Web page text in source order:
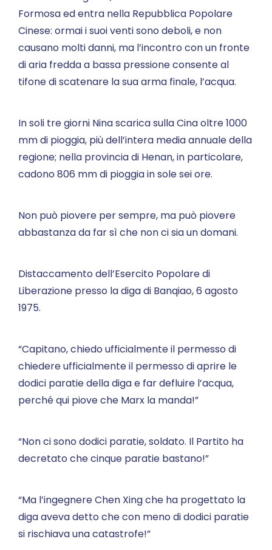
Formosa ed entra nella Repubblica Popolare
Cinese: ormai i suoi venti sono deboli, e non
causano molti danni, ma l’incontro con un fronte
di aria fredda a bassa pressione consente al
tifone di scatenare la sua arma finale, l’acqua.
In soli tre giorni Nina scarica sulla Cina oltre 1000
mm di pioggia, più dell’intera media annuale della
regione; nella provincia di Henan, in particolare,
cadono 806 mm di pioggia in sole sei ore.
Non può piovere per sempre, ma può piovere
abbastanza da far sì che non ci sia un domani.
Distaccamento dell’Esercito Popolare di
Liberazione presso la diga di Banqiao, 6 agosto
1975.
“Capitano, chiedo ufficialmente il permesso di
chiedere ufficialmente il permesso di aprire le
dodici paratie della diga e far defluire l’acqua,
perché qui piove che Marx la manda!”
“Non ci sono dodici paratie, soldato. Il Partito ha
decretato che cinque paratie bastano!”
“Ma l’ingegnere Chen Xing che ha progettato la
diga aveva detto che con meno di dodici paratie
si rischiava una catastrofe!”